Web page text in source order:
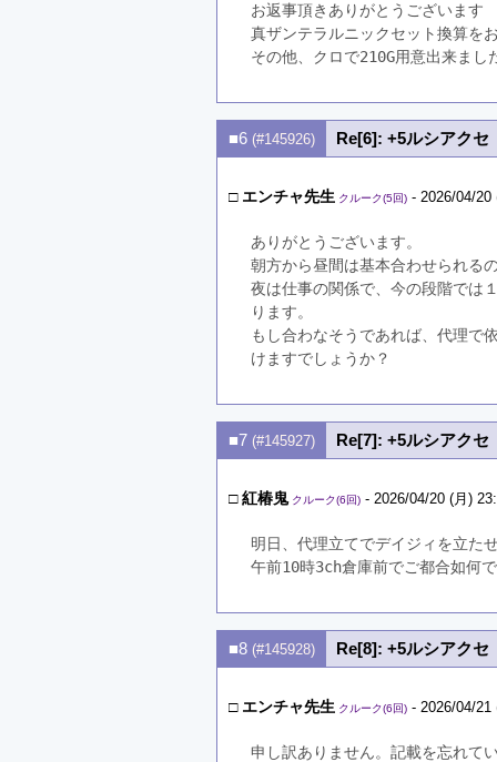
お返事頂きありがとうございます
真ザンテラルニックセット換算を
その他、クロで210G用意出来ま
■6 (#145926) Re[6]: +5ルシアク
□ エンチャ先生 クルーク(5回) - 2026/04/
ありがとうございます。
朝方から昼間は基本合わせられる
夜は仕事の関係で、今の段階では
ります。
もし合わなそうであれば、代理で
けますでしょうか？
■7 (#145927) Re[7]: +5ルシアク
□紅椿鬼 クルーク(6回) - 2026/04/20 (月)
明日、代理立てでデイジィを立た
午前10時3ch倉庫前でご都合如何
■8 (#145928) Re[8]: +5ルシアク
□ エンチャ先生 クルーク(6回) - 2026/04/
申し訳ありません。記載を忘れて